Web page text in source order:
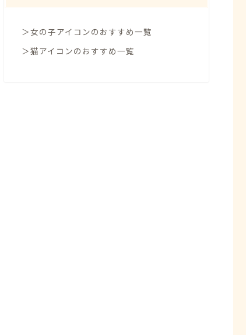
＞女の子アイコンのおすすめ一覧
＞猫アイコンのおすすめ一覧